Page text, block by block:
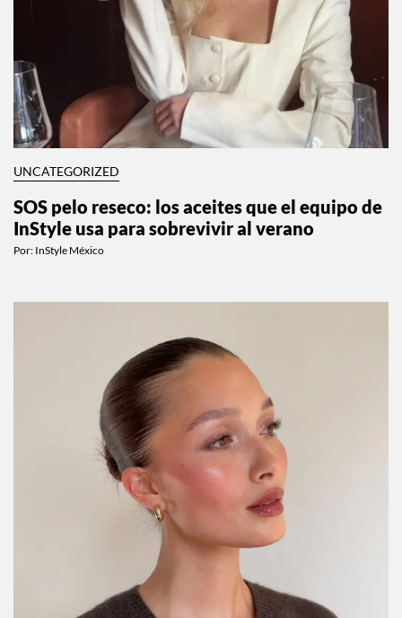
UNCATEGORIZED
SOS pelo reseco: los aceites que el equipo de
InStyle usa para sobrevivir al verano
Por: InStyle México